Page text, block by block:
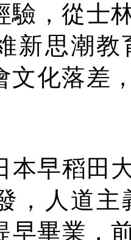
驗，從士
新思潮
文化落差
本早稻田
，人道
早畢業，